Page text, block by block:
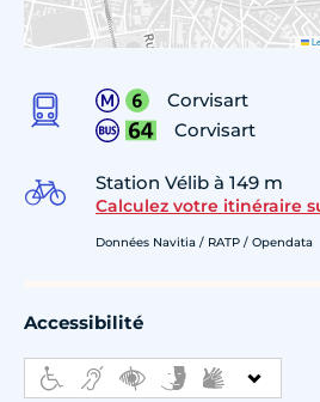
Corvisart
Corvisart
Station Vélib à 149 m
Calculez votre itinéraire
Données Navitia / RATP / Opendata
Accessibilité